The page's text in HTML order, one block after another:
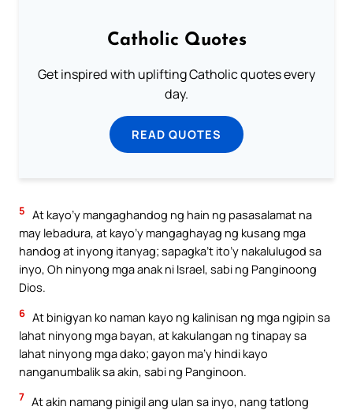
Catholic Quotes
Get inspired with uplifting Catholic quotes every
day.
READ QUOTES
5 At kayo’y mangaghandog ng hain ng pasasalamat na
may lebadura, at kayo’y mangaghayag ng kusang mga
handog at inyong itanyag; sapagka’t ito’y nakalulugod sa
inyo, Oh ninyong mga anak ni Israel, sabi ng Panginoong
Dios.
6 At binigyan ko naman kayo ng kalinisan ng mga ngipin sa
lahat ninyong mga bayan, at kakulangan ng tinapay sa
lahat ninyong mga dako; gayon ma’y hindi kayo
nanganumbalik sa akin, sabi ng Panginoon.
7 At akin namang pinigil ang ulan sa inyo, nang tatlong